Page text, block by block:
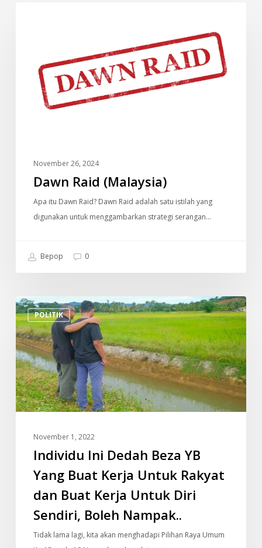
November 26, 2024
Dawn Raid (Malaysia)
Apa itu Dawn Raid? Dawn Raid adalah satu istilah yang
digunakan untuk menggambarkan strategi serangan…
Bepop 0
POLITIK
Individu
Ini
Dedah
Beza
YB
Yang
Buat
Kerja
Rakyat
Untuk
Sendiri,
November 1, 2022
Individu Ini Dedah Beza YB
Yang Buat Kerja Untuk Rakyat
dan Buat Kerja Untuk Diri
Sendiri, Boleh Nampak..
Tidak lama lagi, kita akan menghadapi Pilihan Raya Umum